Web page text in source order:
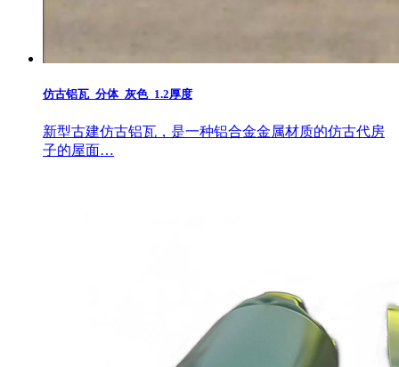
仿古铝瓦_分体_灰色_1.2厚度
新型古建仿古铝瓦，是一种铝合金金属材质的仿古代房
子的屋面…